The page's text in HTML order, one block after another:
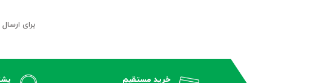
برای
خرید مستقیم